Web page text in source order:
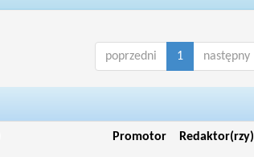
poprzedni 1 następny
Promotor Redaktor(rzy)